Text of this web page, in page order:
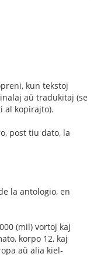
kun tekstoj
aŭ tradukitaj (se
al kopirajto).
post tiu dato, la
la antologio, en
(mil) vortoj kaj
korpo 12, kaj
aŭ alia kiel-